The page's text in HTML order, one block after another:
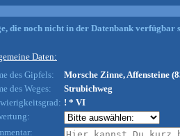
die noch nicht in der Datenbank verfügbar
Daten:
des Gipfels:
Morsche Zinne, Affensteine
des Weges:
Strubichweg
! * VI